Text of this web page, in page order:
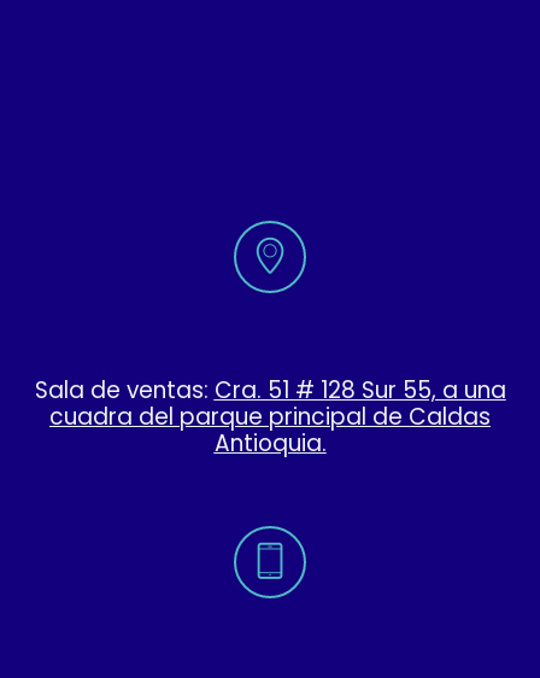
Sala de ventas: Cra. 51 # 128 Sur 55, a una
cuadra del parque principal de Caldas
Antioquia.